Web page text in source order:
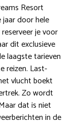
Resort
jaar door hele
je voor
dit exclusieve
laagste tarieven
reizen. Last-
vlucht boekt
Zo wordt
dat is niet
in de